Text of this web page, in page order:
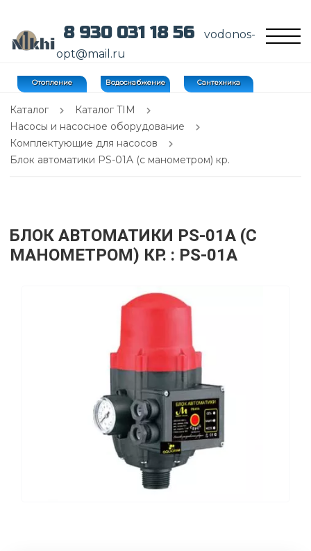
8 930 031 18 56
vodonos-
opt@mail.ru
Отопление Водоснабжение Сантехника
Каталог
Каталог TIM
Насосы и насосное оборудование
Комплектующие для насосов
Блок автоматики PS-01A (с манометром) кр.
БЛОК АВТОМАТИКИ PS-01A (С
МАНОМЕТРОМ) КР. : PS-01A